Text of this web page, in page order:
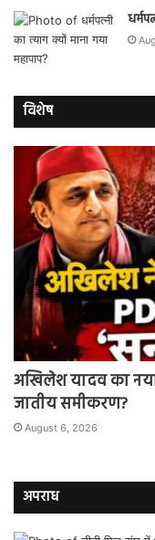
विशेष
अखिलेश यादव का
जातीय समीकरण?
August 6, 2026
अपराध